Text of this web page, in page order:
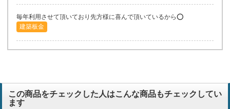
毎年利用させて頂いており先方様に喜んで頂いているから⭕️
建築板金
この商品をチェックした人はこんな商品もチェックしてい
ます